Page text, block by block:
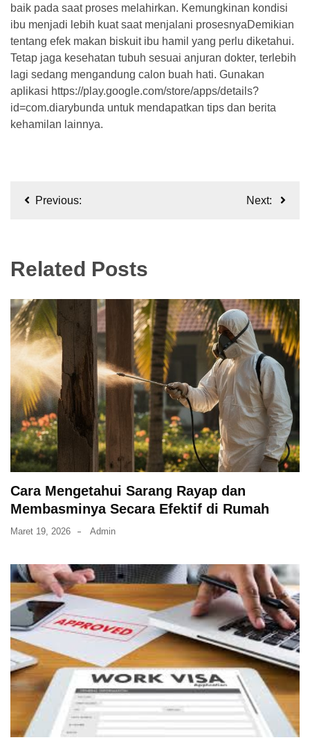
baik pada saat proses melahirkan. Kemungkinan kondisi
ibu menjadi lebih kuat saat menjalani prosesnyaDemikian
tentang efek makan biskuit ibu hamil yang perlu diketahui.
Tetap jaga kesehatan tubuh sesuai anjuran dokter, terlebih
lagi sedang mengandung calon buah hati. Gunakan
aplikasi https://play.google.com/store/apps/details?
id=com.diarybunda untuk mendapatkan tips dan berita
kehamilan lainnya.
Navigasi
Previous: Next:
Related Posts
Cara Mengetahui Sarang Rayap dan
Membasminya Secara Efektif di Rumah
Maret 19, 2026 Admin